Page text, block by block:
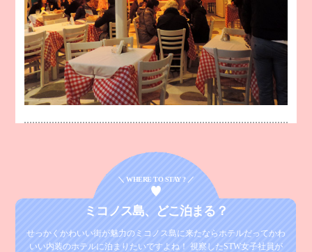
＼ WHERE TO STAY ? ／
ミコノス島、 どこ泊まる？
せっかくかわいい街が魅力のミコノス島に来たなら ホテルだってかわ
いい内装のホテルに泊まりたいですよね！ 視察したSTW女子社員が